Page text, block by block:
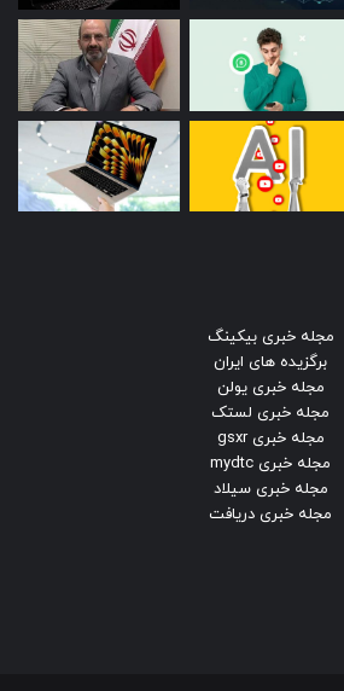
مجله خبری بیکینگ
برگزیده های ایران
مجله خبری یولن
مجله خبری لستک
مجله خبری gsxr
مجله خبری mydtc
مجله خبری سیلاد
مجله خبری دریافت